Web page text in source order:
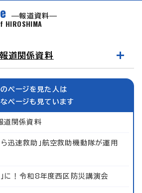
報道資料
HIROSHIMA
関係資料
のページを見た人は
なページも見ています
関係資料
迅速救助」航空救助機動隊が運用
」に！令和8年度西区防災講演会